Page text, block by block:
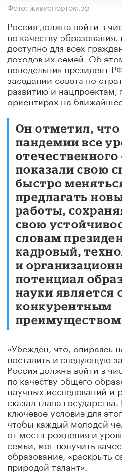
Фото: живуспортом.рф
Россия должна войти в
по качеству
доступно для всех
доходов их семей. Об
понедельник президент
заседании совета по
развитию и нацпроектам,
ориентирах на
Он отметил, что
пандемии все
отечественного
показали свою
быстро
предлагать
работы,
свою
словам
кадровый,
и
потенциал
науки является
конкурентным
преимуществом
«Убежден, что, опираясь
поставить и следующую
Россия должна войти в
по качеству общего
научных исследований и
сказал глава
ключевое условие для
чтобы каждый молодой
от места рождения и
семьи, мог получить
образование, «раскрыть
природой талант».